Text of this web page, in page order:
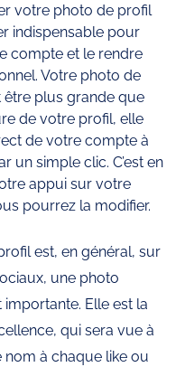
votre photo de profil
indispensable pour
compte et le rendre
Votre photo de
être plus grande que
de votre profil, elle
de votre compte à
un simple clic. C’est en
appui sur votre
pourrez la modifier.
est, en général, sur
une photo
Elle est la
qui sera vue à
à chaque like ou